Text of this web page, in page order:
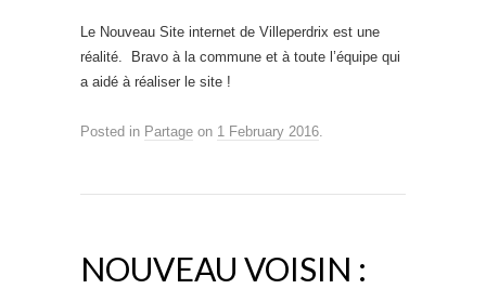
Le Nouveau Site internet de Villeperdrix est une
réalité. Bravo à la commune et à toute l’équipe qui
a aidé à réaliser le site !
Posted in Partage on 1 February 2016.
NOUVEAU VOISIN :